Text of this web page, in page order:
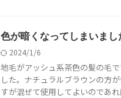
色が暗くなってしまいまし
2024/1/6
地毛がアッシュ系茶色の髪の毛
した。ナチュラルブラウンの方
すが混ぜて使用してよいのであ